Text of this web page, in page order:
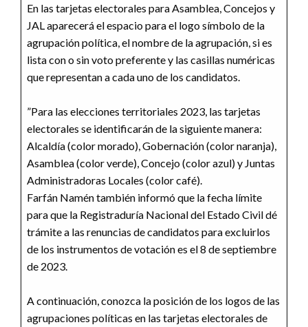
En las tarjetas electorales para Asamblea, Concejos y
JAL aparecerá el espacio para el logo símbolo de la
agrupación política, el nombre de la agrupación, si es
lista con o sin voto preferente y las casillas numéricas
que representan a cada uno de los candidatos.
”Para las elecciones territoriales 2023, las tarjetas
electorales se identificarán de la siguiente manera:
Alcaldía (color morado), Gobernación (color naranja),
Asamblea (color verde), Concejo (color azul) y Juntas
Administradoras Locales (color café).
Farfán Namén también informó que la fecha límite
para que la Registraduría Nacional del Estado Civil dé
trámite a las renuncias de candidatos para excluirlos
de los instrumentos de votación es el 8 de septiembre
de 2023.
A continuación, conozca la posición de los logos de las
agrupaciones políticas en las tarjetas electorales de